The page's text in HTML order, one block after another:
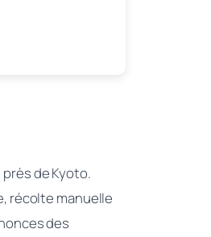
de Kyoto.
récolte manuelle
des